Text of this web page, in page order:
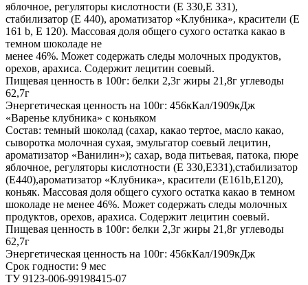
яблочное, регуляторы кислотности (Е 330,Е 331),
стабилизатор (Е 440), ароматизатор «Клубника», красители (Е
161 b, Е 120). Массовая доля общего сухого остатка какао в
темном шоколаде не
менее 46%. Может содержать следы молочных продуктов,
орехов, арахиса. Содержит лецитин соевый.
Пищевая ценность в 100г: белки 2,3г жиры 21,8г углеводы
62,7г
Энергетическая ценность на 100г: 456кКал/1909кДж
«Варенье клубника» с коньяком
Состав: темный шоколад (сахар, какао тертое, масло какао,
сыворотка молочная сухая, эмульгатор соевый лецитин,
ароматизатор «Ванилин»); сахар, вода питьевая, патока, пюре
яблочное, регуляторы кислотности (Е 330,Е331),стабилизатор
(Е440),ароматизатор «Клубника», красители (Е161b,Е120),
коньяк. Массовая доля общего сухого остатка какао в темном
шоколаде не менее 46%. Может содержать следы молочных
продуктов, орехов, арахиса. Содержит лецитин соевый.
Пищевая ценность в 100г: белки 2,3г жиры 21,8г углеводы
62,7г
Энергетическая ценность на 100г: 456кКал/1909кДж
Срок годности: 9 мес
ТУ 9123-006-99198415-07